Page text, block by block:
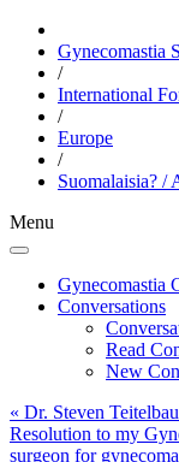
Gynecomastia
/
International
/
Europe
/
Suomalaisia? /
Menu
Gynecomastia
Conversations
Read
New
« Dr. Steven
Resolution to my
surgeon for